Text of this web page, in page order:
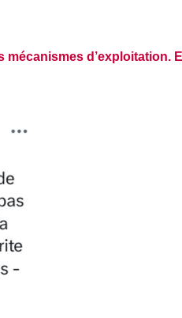
mécanismes